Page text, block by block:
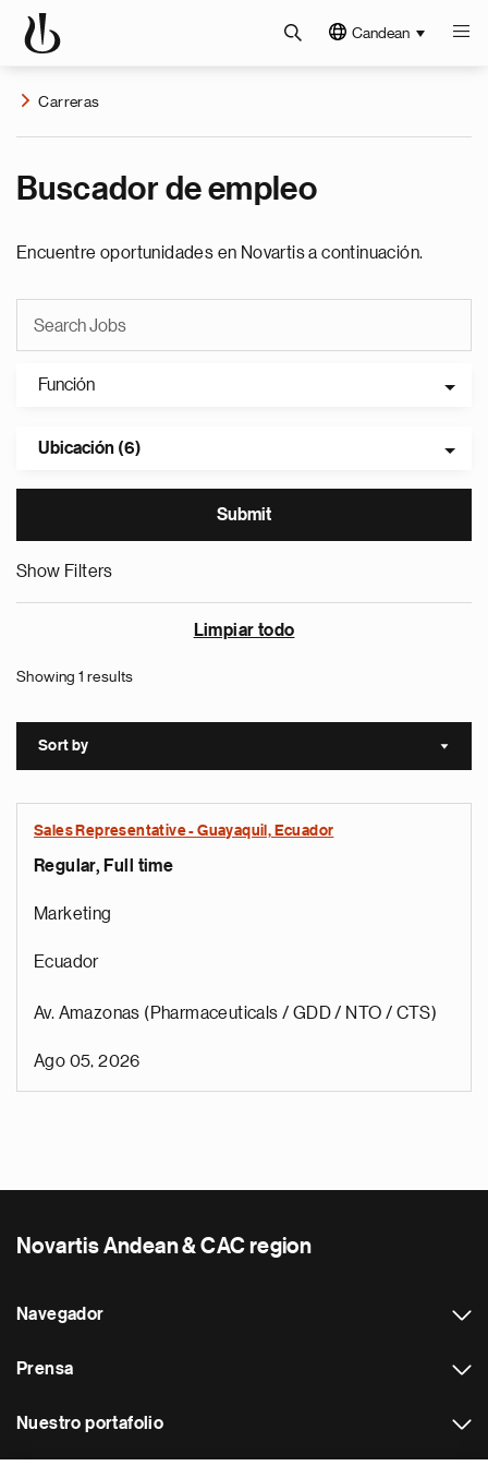
Candean
Carreras
Buscador de empleo
Encuentre oportunidades en Novartis a continuación.
Función
Ubicación (6)
Show Filters
Limpiar todo
Showing 1 results
Sort by Sort
Sales Representative - Guayaquil, Ecuador
Regular, Full time
Marketing
Ecuador
Av. Amazonas (Pharmaceuticals / GDD / NTO / CTS)
Ago 05, 2026
Novartis Andean & CAC region
Navegador
Prensa
Nuestro portafolio